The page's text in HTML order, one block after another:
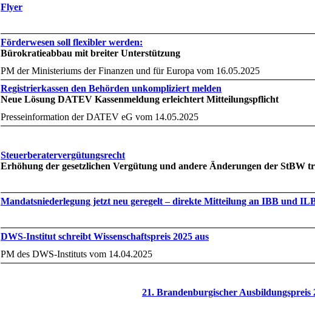
Flyer
Förderwesen soll flexibler werden:
Bürokratieabbau mit breiter Unterstützung
PM der Ministeriums der Finanzen und für Europa vom 16.05.2025
Registrierkassen den Behörden unkompliziert melden
Neue Lösung DATEV Kassenmeldung erleichtert Mitteilungspflicht
Presseinformation der DATEV eG vom 14.05.2025
Steuerberatervergütungsrecht
Erhöhung der gesetzlichen Vergütung und andere Änderungen der StBW
Mandatsniederlegung jetzt neu geregelt – direkte Mitteilung an IBB und
DWS-Institut schreibt Wissenschaftspreis 2025 aus
PM des DWS-Instituts vom 14.04.2025
21. Brandenburgischer Ausbildungspreis